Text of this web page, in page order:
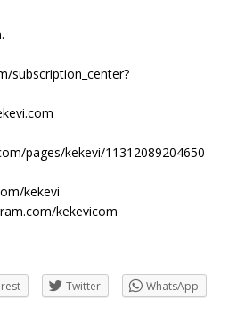
subscription_center?
pages/kekevi/11312089204650
kekevi
kekevicom
Twitter
WhatsApp